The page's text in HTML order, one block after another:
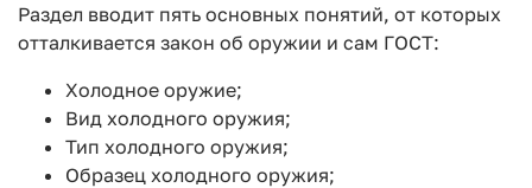
Раздел вводит пять основных понятий, от которых
отталкивается закон об оружии и сам ГОСТ:
Холодное оружие;
Вид холодного оружия;
Тип холодного оружия;
Образец холодного оружия;